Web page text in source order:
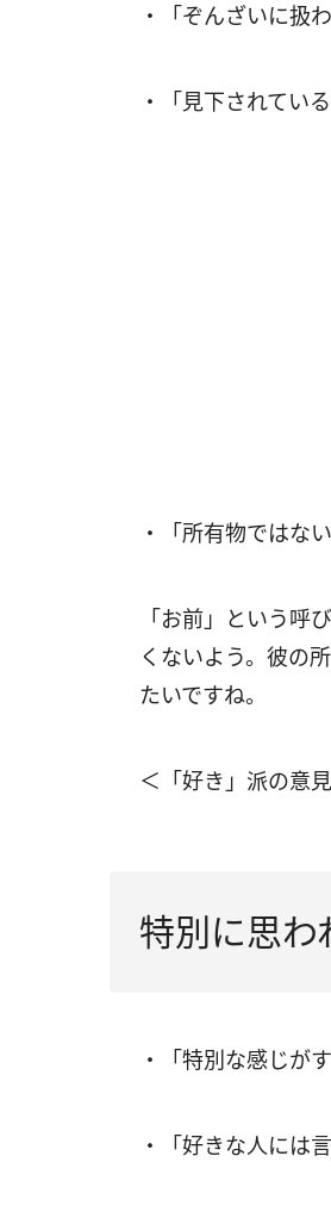
・「ぞんざいに扱
・「見下されてい
・「所有物ではな
「お前」という呼
くないよう。彼の
たいですね。
＜「好き」派の意
特別に思わ
・「特別な感じが
・「好きな人には